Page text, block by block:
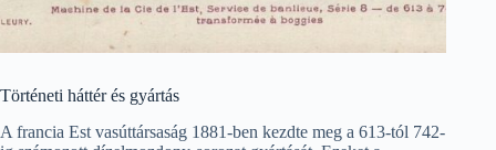
Történeti háttér és gyártás
A francia Est vasúttársaság 1881-ben kezdte meg a 613-tól 742-